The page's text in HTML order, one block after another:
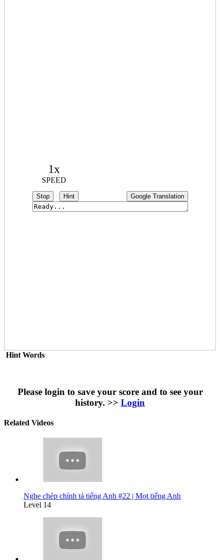
1x
SPEED
Stop Hint Google Translation
Hint Words
Please login to save your score and to see your
history. >> Login
Related Videos
Nghe chép chính tả tiếng Anh #22 | Mọt tiếng Anh
Level 14